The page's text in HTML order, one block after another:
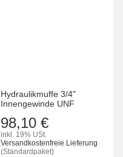
Hydraulikmuffe 3/4"
Innengewinde UNF
98,10 €
inkl. 19% USt.
Versandkostenfreie Lieferung
(Standardpaket)